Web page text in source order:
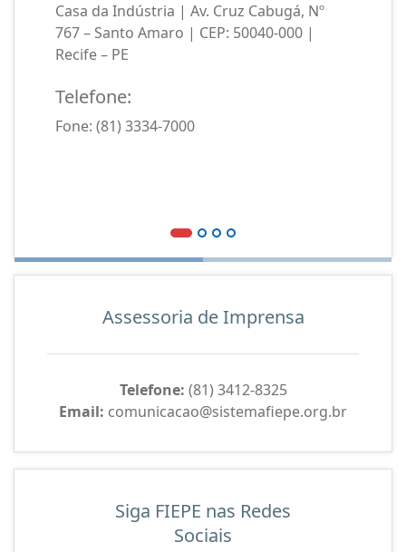
Casa da Indústria | Av. Cruz Cabugá, Nº
767 – Santo Amaro | CEP: 50040-000 |
Recife – PE
Telefone:
Fone: (81) 3334-7000
Assessoria de Imprensa
Telefone: (81) 3412-8325
Email: comunicacao@sistemafiepe.org.br
Siga FIEPE nas Redes
Sociais